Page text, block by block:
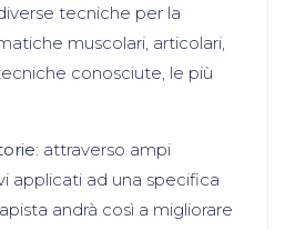
tecniche per la
muscolari, articolari,
conosciute, le più
: attraverso ampi
applicati ad una specifica
andrà così a migliorare